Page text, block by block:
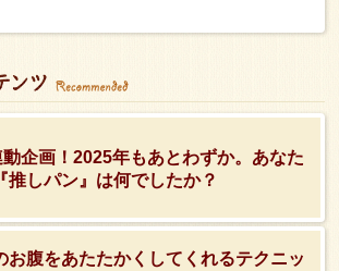
企画！2025年もあとわずか。あなた
推しパン』は何でしたか？
お腹をあたたかくしてくれるテクニッ